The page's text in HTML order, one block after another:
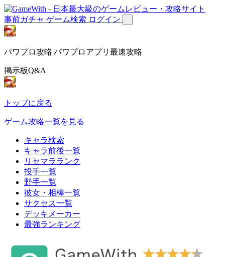
事前ガチャ ゲーム検索 ログイン
パワプロ攻略|パワプロアプリ最速攻略
掲示板Q&A
トップに戻る
ゲーム攻略一覧を見る
キャラ検索
キャラ前後一覧
リセマラランク
投手一覧
野手一覧
彼女・相棒一覧
サクセス一覧
デッキメーカー
最強ランキング